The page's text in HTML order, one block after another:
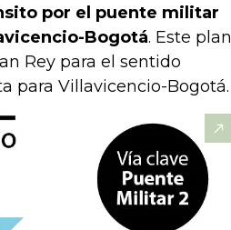
por el puente militar
Bogotá. Este plan
Rey para el sentido
para Villavicencio-Bogotá.